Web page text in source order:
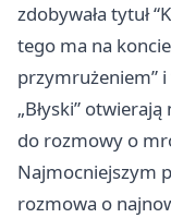
zdobywała tytuł
tego ma na
przymrużeniem” i
„Błyski”
do rozmowy o
Najmocniejszym
rozmowa o